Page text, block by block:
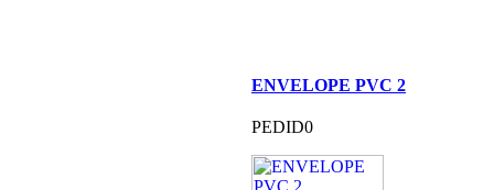
ENVELOPE PVC 2
PEDID0